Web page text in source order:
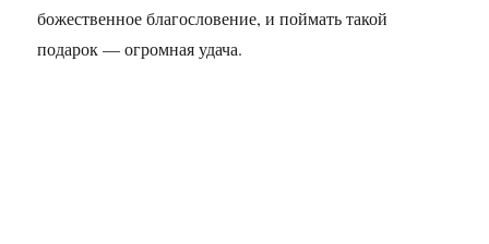
божественное благословение, и поймать такой
подарок — огромная удача.